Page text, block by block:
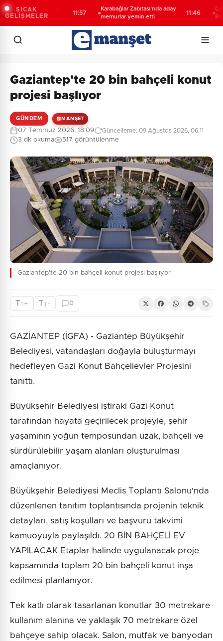
SICAK
GELİŞMELER
Boğazlar'dan
Karabağlar Zabıtası'nda aday
memurlar yemin etti
11:46
Çocuklar
842
Gaziantep'te 20 bin bahçeli konut
projesi başlıyor
GÜNDEM MANŞET
07 Temmuz 2026, 18:09 Güncelleme: 09 Ağustos 2026, 06:11
3 dk okuma 517 görüntülenme
Gaziantep'te 20 bin bahçeli konut projesi başlıyor
TT+ TT - 0
GAZİANTEP (İGFA) - Gaziantep Büyükşehir
Belediyesi, vatandaşları doğayla buluşturmayı
hedefleyen Gazi Konut Bahçelievler Projesini
tanıttı.
Büyükşehir Belediyesi iştiraki Gazi Konut
tarafından hayata geçirilecek projeyle, şehir
yaşamının yoğun temposundan uzak, bahçeli ve
sürdürülebilir yaşam alanları oluşturulması
amaçlanıyor.
Büyükşehir Belediyesi Meclis Toplantı Salonu'nda
düzenlenen tanıtım toplantısında projenin teknik
detayları, satış koşulları ve başvuru takvimi
kamuoyuyla paylaşıldı. 20 BİN BAHÇELİ EV
YAPILACAK Etaplar halinde uygulanacak proje
kapsamında toplam 20 bin bahçeli konut inşa
edilmesi planlanıyor.
Tek katlı olarak tasarlanan konutlar 30 metrekare
kullanım alanına ve yaklaşık 70 metrekare özel
bahçeye sahip olacak. Salon, mutfak ve banyodan